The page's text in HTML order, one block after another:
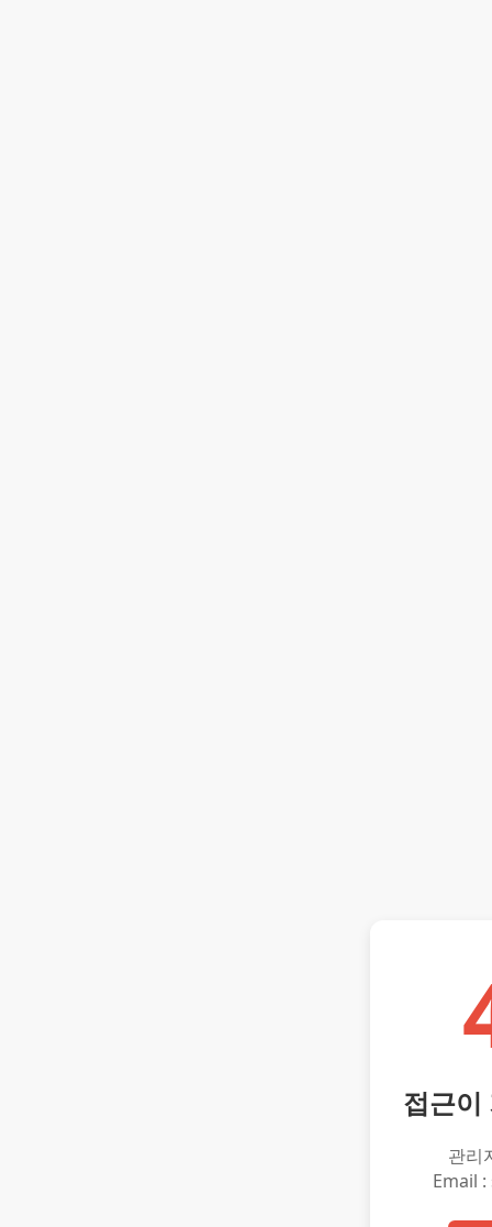
접근이
관리
Email